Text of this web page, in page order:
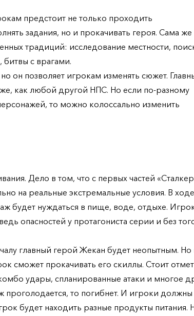
предстоит не только проходить
задания, но и прокачивать героя. Сама же
традиций: исследование местности,
битвы с врагами.
он позволяет игрокам изменять сюжет.
как любой другой НПС. Но если по-разному
то можно колоссально изменить
Дело в том, что с первых частей
на реальные экстремальные условия. В ходе
будет нуждаться в пище, воде, отдыхе.
опасностей у протагониста серии и без
главный герой Жекан будет неопытным. Но
сможет прокачивать его скиллы. Стоит
удары, спланированные атаки и многое
проголодается, то погибнет. И игроки должны
будет находить разные продукты питания.